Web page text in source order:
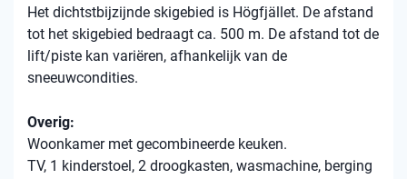
Het dichtstbijzijnde skigebied is Högfjället. De afstand
tot het skigebied bedraagt ​​ca. 500 m. De afstand tot de
lift/piste kan variëren, afhankelijk van de
sneeuwcondities.
Overig:
Woonkamer met gecombineerde keuken.
TV, 1 kinderstoel, 2 droogkasten, wasmachine, berging